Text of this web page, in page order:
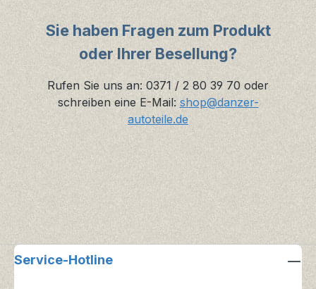
Sie haben Fragen zum Produkt
oder Ihrer Besellung?
Rufen Sie uns an: 0371 / 2 80 39 70 oder
schreiben eine E-Mail: shop@danzer-
autoteile.de
Service-Hotline